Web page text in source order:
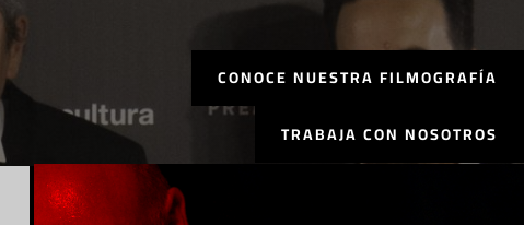
CONOCE NUESTRA FILMOGRAFÍA
TRABAJA CON NOSOTROS